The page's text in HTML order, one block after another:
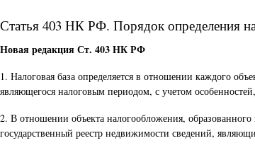
Статья 403 НК РФ. Порядок определения
Новая редакция Ст. 403 НК РФ
1. Налоговая база определяется в отношении каждого
являющегося налоговым периодом, с учетом
2. В отношении объекта налогообложения, образованного
государственный реестр недвижимости сведений,